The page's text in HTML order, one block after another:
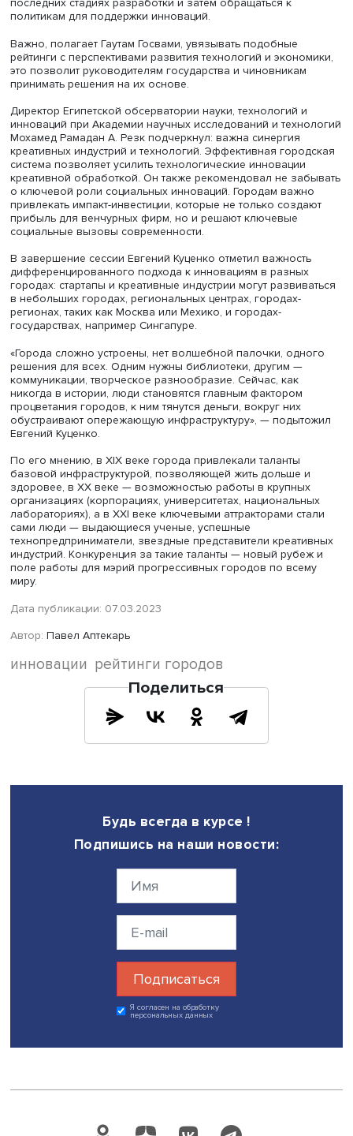
Евгений Куценко отметил, что страны, стремящиеся
таланты, вряд ли добьются успеха: в современном мире
сложно удержать ученого или предпринимателя.
город привлекателен для зарубежных и иногородних
талантов, то ему легче удержать и местных
информации, прогнозированию и оценке при
науки и технологий Индии Гаутам Госвами считает, что
изучение привлекательности городов важно для
рекомендаций для политиков, вырабатывающих
развитии научной и промышленной политики.
Гаутам Госвами
Инновации в Индии разрабатывались и
крупными институтами, но теперь инициатива исходит
поскольку из центра не всегда заметны серьезные
проблемы. «Инновации должны идти снизу вверх, это
Индии», — сказал Гаутам Госвами.
Важна также проблема применимости инноваций, без
реализации они не имеют смысла. В перспективе их
учитывать фундаментальные исследования и
политикам для поддержки инноваций.
Важно, полагает Гаутам Госвами, увязывать подобные
рейтинги с перспективами развития технологий и
это позволит руководителям государства и чиновникам
принимать решения на их основе.
креативной обработкой. Он также рекомендовал не
о ключевой роли социальных инноваций. Городам
прибыль для венчурных фирм, но и решают ключевые
социальные вызовы современности.
В завершение сессии Евгений Куценко отметил
дифференцированного подхода к инновациям в
городах: стартапы и креативные индустрии могут
в небольших городах, региональных центрах, городах-
регионах, таких как Москва или Мехико, и городах-
государствах, например Сингапуре.
процветания городов, к ним тянутся деньги, вокруг них
Евгений Куценко.